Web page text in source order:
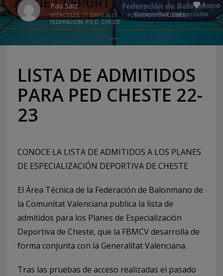
5
Pau Saiz
MIÉRCOLES, 11 MAYO 2022 / PUBLICADO ENCLUBES,
FEDERACION, P.E.D. CHESTE
LISTA DE ADMITIDOS
PARA PED CHESTE 22-
23
CONOCE LA LISTA DE ADMITIDOS A LOS PLANES
DE ESPECIALIZACIÓN DEPORTIVA DE CHESTE
El Área Técnica de la Federación de Balonmano de
la Comunitat Valenciana publica la lista de
admitidos para los Planes de Especialización
Deportiva de Cheste, que la FBMCV desarrolla de
forma conjunta con la Generalitat Valenciana.
Tras las pruebas de acceso realizadas el pasado